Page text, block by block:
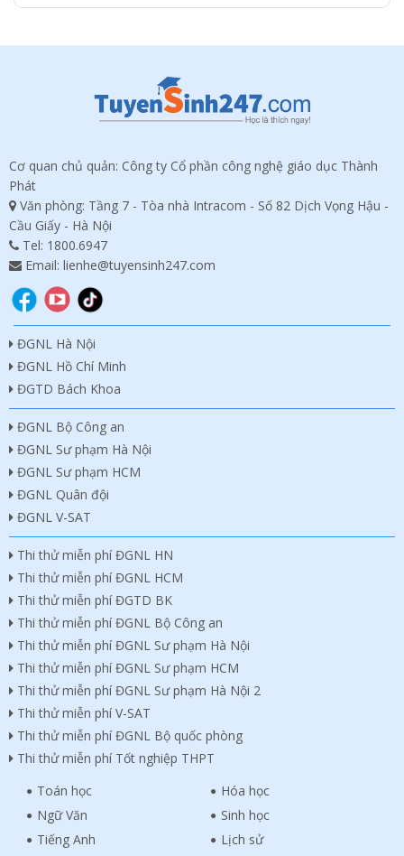
Cơ quan chủ quản: Công ty Cổ phần công nghệ giáo dục Thành
Phát
Văn phòng: Tầng 7 - Tòa nhà Intracom - Số 82 Dịch Vọng Hậu -
Cầu Giấy - Hà Nội
Tel: 1800.6947
Email: lienhe@tuyensinh247.com
ĐGNL Hà Nội
ĐGNL Hồ Chí Minh
ĐGTD Bách Khoa
ĐGNL Bộ Công an
ĐGNL Sư phạm Hà Nội
ĐGNL Sư phạm HCM
ĐGNL Quân đội
ĐGNL V-SAT
Thi thử miễn phí ĐGNL HN
Thi thử miễn phí ĐGNL HCM
Thi thử miễn phí ĐGTD BK
Thi thử miễn phí ĐGNL Bộ Công an
Thi thử miễn phí ĐGNL Sư phạm Hà Nội
Thi thử miễn phí ĐGNL Sư phạm HCM
Thi thử miễn phí ĐGNL Sư phạm Hà Nội 2
Thi thử miễn phí V-SAT
Thi thử miễn phí ĐGNL Bộ quốc phòng
Thi thử miễn phí Tốt nghiệp THPT
Toán học
Ngữ Văn
Tiếng Anh
Hóa học
Sinh học
Lịch sử